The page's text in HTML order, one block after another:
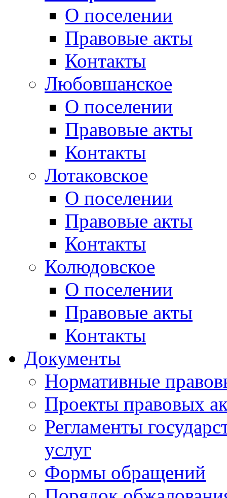
О поселении
Правовые акты
Контакты
Любовшанское
О поселении
Правовые акты
Контакты
Лотаковское
О поселении
Правовые акты
Контакты
Колюдовское
О поселении
Правовые акты
Контакты
Документы
Нормативные
Проекты правовых
Регламенты
услуг
Формы обращений